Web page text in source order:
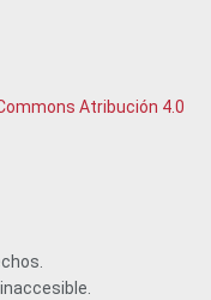
Atribución 4.0